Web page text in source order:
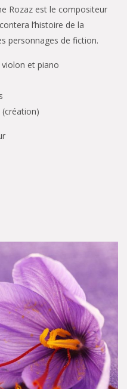
Rozaz est le compositeur
l’histoire de la
personnages de fiction.
et piano
(création)